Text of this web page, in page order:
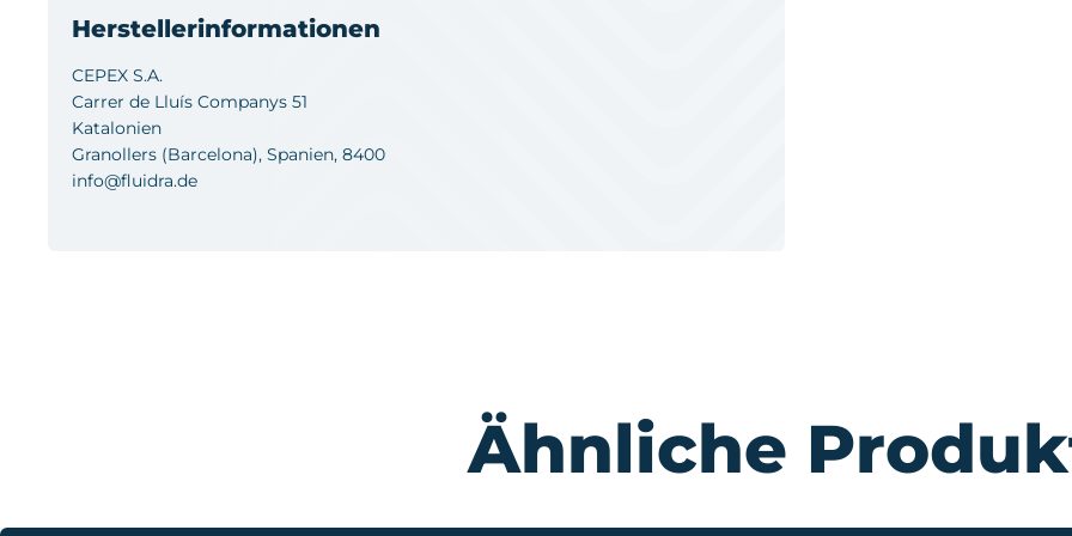
Herstellerinformationen
CEPEX S.A.
Carrer de Lluís Companys 51
Katalonien
Granollers (Barcelona), Spanien, 8400
info@fluidra.de
Ähnliche